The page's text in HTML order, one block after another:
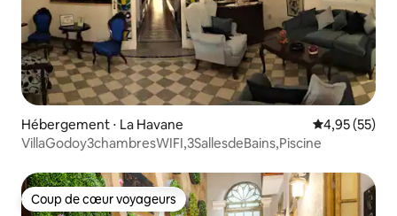
Hébergement ⋅ La Havane Évaluation
4,95 (55)
VillaGodoy3chambresWIFI,3SallesdeBains,Piscine
Coup de cœur voyageurs
Coup de cœur voyageurs